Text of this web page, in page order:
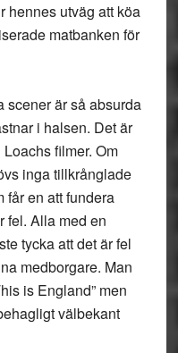
hennes utväg att köa
matbanken för
scener är så absurda
i halsen. Det är
filmer. Om
inga tillkrånglade
får en att fundera
fel. Alla med en
tycka att det är fel
medborgare. Man
is England” men
välbekant